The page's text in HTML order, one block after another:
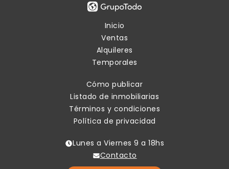
Inicio
Ventas
Alquileres
Temporales
Cómo publicar
Listado de inmobiliarias
Términos y condiciones
Política de privacidad
Lunes a Viernes 9 a 18hs
Contacto